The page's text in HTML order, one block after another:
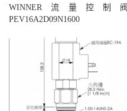
WINNER流量控制阀
PEV16A2D09N1600